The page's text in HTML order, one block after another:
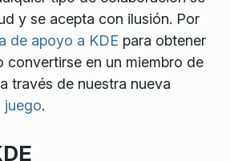
y se acepta con ilusión. Por
de apoyo a KDE para obtener
convertirse en un miembro de
través de nuestra nueva
juego.